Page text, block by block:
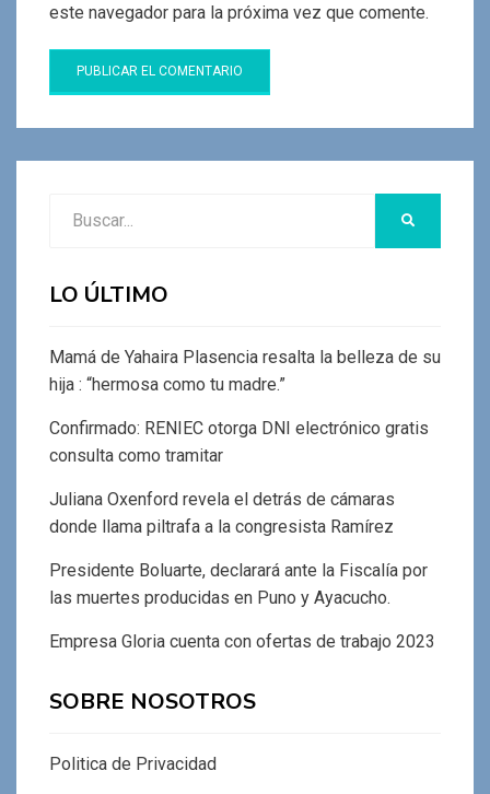
este navegador para la próxima vez que comente.
LO ÚLTIMO
Mamá de Yahaira Plasencia resalta la belleza de su
hija : “hermosa como tu madre.”
Confirmado: RENIEC otorga DNI electrónico gratis
consulta como tramitar
Juliana Oxenford revela el detrás de cámaras
donde llama piltrafa a la congresista Ramírez
Presidente Boluarte, declarará ante la Fiscalía por
las muertes producidas en Puno y Ayacucho.
Empresa Gloria cuenta con ofertas de trabajo 2023
SOBRE NOSOTROS
Politica de Privacidad